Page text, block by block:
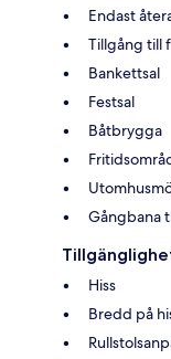
Endast
Tillgång till
Bankettsal
Festsal
Båtbrygga
Gångbana
Hiss
Bredd på